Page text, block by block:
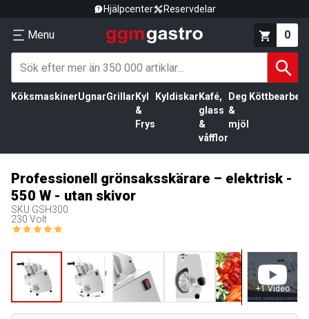
Hjälpcenter Reservdelar
Menu 0
KöksmaskinerUgnarGrillar Kyl
&
Frys
Kyldiskar Kafé,
glass
&
våfflor
Deg
&
mjöl
Professionell grönsaksskärare – elektrisk -
550 W - utan skivor
SKU GSH300
230 Volt
+1 Video